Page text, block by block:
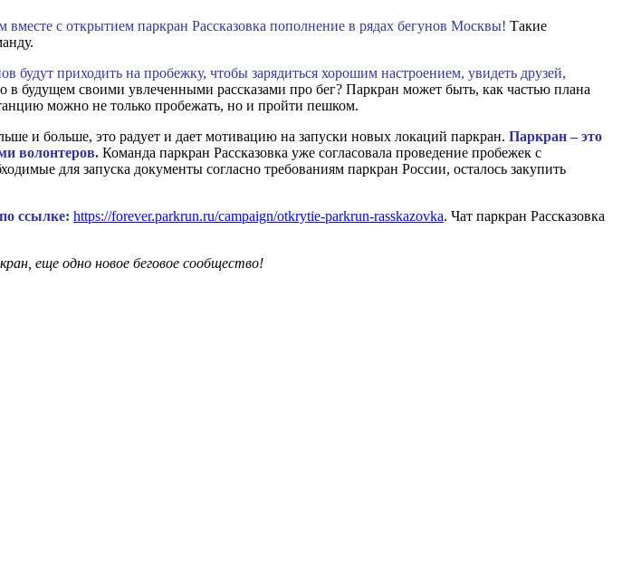
с открытием паркран Рассказовка пополнение в рядах бегунов Москвы! Такие
приходить на пробежку, чтобы зарядиться хорошим настроением, увидеть друзей,
в будущем своими увлеченными рассказами про бег? Паркран может быть, как частью плана
можно не только пробежать, но и пройти пешком.
и больше, это радует и дает мотивацию на запуски новых локаций паркран. Паркран – это
волонтеров. Команда паркран Рассказовка уже согласовала проведение пробежек с
для запуска документы согласно требованиям паркран России, осталось закупить
ссылке: https://forever.parkrun.ru/campaign/otkrytie-parkrun-rasskazovka. Чат паркран Рассказовка
еще одно новое беговое сообщество!